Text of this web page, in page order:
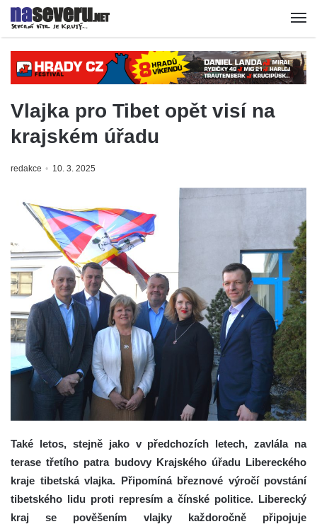
Vlajka pro Tibet opět visí na
krajském úřadu
redakce 10. 3. 2025
Také letos, stejně jako v předchozích letech, zavlála na
terase třetího patra budovy Krajského úřadu Libereckého
kraje tibetská vlajka. Připomíná březnové výročí povstání
tibetského lidu proti represím a čínské politice. Liberecký
kraj se pověšením vlajky každoročně připojuje